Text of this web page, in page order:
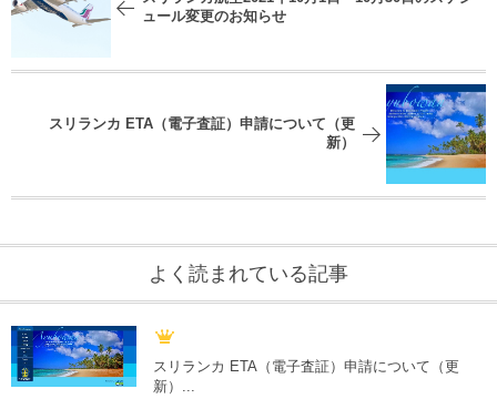
ュール変更のお知らせ
スリランカ ETA（電子査証）申請について（更
新）
よく読まれている記事
スリランカ ETA（電子査証）申請について（更
新）...